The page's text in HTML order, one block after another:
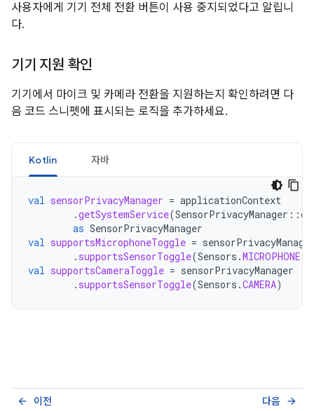
사용자에게 기기 전체 전환 버튼이 사용 중지되었다고 알립니
다.
기기 지원 확인
기기에서 마이크 및 카메라 전환을 지원하는지 확인하려면 다
음 코드 스니펫에 표시되는 로직을 추가하세요.
Kotlin 자바
val sensorPrivacyManager = applicationContext
.getSystemService(SensorPrivacyManager ::
as SensorPrivacyManager
val supportsMicrophoneToggle =
. supportsSensorToggle(Sensors .MICROPHONE
val supportsCameraToggle = sensorPrivacyManager
. supportsSensorToggle(Sensors .CAMERA)
이전
arrow_back 다음 arrow_forward